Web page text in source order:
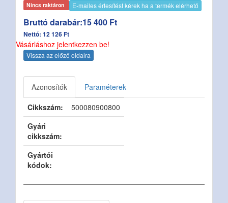
Nincs raktáron E-mailes értesítést kérek ha a termék elérhető
Bruttó darabár:15 400 Ft
Nettó: 12 126 Ft
Vásárláshoz jelentkezzen be!
Vissza az előző oldalra
Azonosítók
Paraméterek
Cikkszám:
500080900800
Gyári
cikkszám:
Gyártói
kódok: